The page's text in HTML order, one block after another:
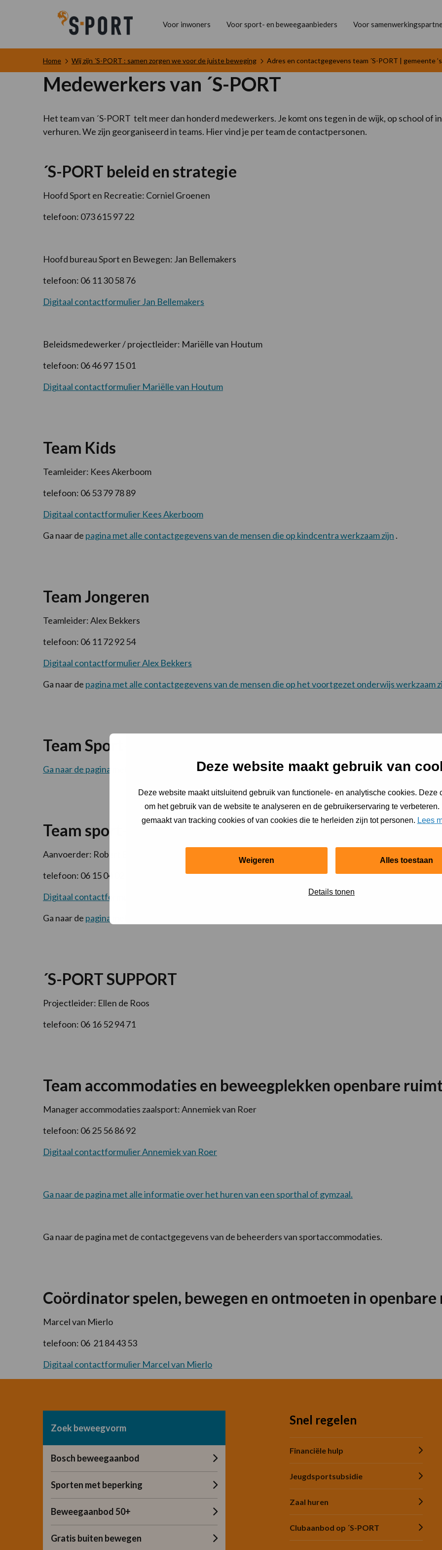
Deze website maakt gebruik van
Deze website maakt uitsluitend gebruik van functionele- en analytische cookies. Deze
om het gebruik van de website te analyseren en de gebruikerservaring te
gemaakt van tracking cookies of van cookies die te herleiden zijn tot personen. Lees
Weigeren Alles toestaan
Details tonen
Voor inwoners Voor sport- en beweegaanbieders Voor
Home Wij zijn ´S-PORT : samen zorgen we voor de juiste beweging Adres en contactgegevens team ´S-PORT | gemeente
Medewerkers van ´S-PORT
Het team van ´S-PORT telt meer dan honderd medewerkers. Je komt ons tegen in de wijk, op school of
verhuren. We zijn georganiseerd in teams. Hier vind je per team de contactpersonen.
´S-PORT beleid en strategie
Hoofd Sport en Recreatie: Corniel Groenen
telefoon: 073 615 97 22
Hoofd bureau Sport en Bewegen: Jan Bellemakers
telefoon: 06 11 30 58 76
Digitaal contactformulier Jan Bellemakers
Beleidsmedewerker / projectleider: Mariëlle van Houtum
telefoon: 06 46 97 15 01
Digitaal contactformulier Mariëlle van Houtum
Team Kids
Teamleider: Kees Akerboom
telefoon: 06 53 79 78 89
Digitaal contactformulier Kees Akerboom
Ga naar de pagina met alle contactgegevens van de mensen die op kindcentra werkzaam zijn .
Team Jongeren
Teamleider: Alex Bekkers
telefoon: 06 11 72 92 54
Digitaal contactformulier Alex Bekkers
Ga naar de pagina met alle contactgegevens van de mensen die op het voortgezet onderwijs werkzaam
Team Sport- en Beweegadviseurs Volwassenen en
Ga naar de pagina met alle contactgegevens van de Sport- en Beweegadviseurs.
Team sport- en beweegaanbieders
Aanvoerder: Robert Barclay
telefoon: 06 15 04 02 70
Digitaal contactformulier Robert Barclay
Ga naar de pagina met alle contactgegevens van de mensen die clubs ondersteunen
´S-PORT SUPPORT
Projectleider: Ellen de Roos
telefoon: 06 16 52 94 71
Team accommodaties en beweegplekken openbare
Manager accommodaties zaalsport: Annemiek van Roer
telefoon: 06 25 56 86 92
Digitaal contactformulier Annemiek van Roer
Ga naar de pagina met alle informatie over het huren van een sporthal of gymzaal.
Ga naar de pagina met de contactgegevens van de beheerders van sportaccommodaties.
Coördinator spelen, bewegen en ontmoeten in
Marcel van Mierlo
telefoon: 06 21 84 43 53
Digitaal contactformulier Marcel van Mierlo
Zoek beweegvorm
Bosch beweegaanbod
Sporten met beperking
Beweegaanbod 50+
Gratis buiten bewegen
Snel regelen
Financiële hulp
Jeugdsportsubsidie
Zaal huren
Clubaanbod op ´S-PORT